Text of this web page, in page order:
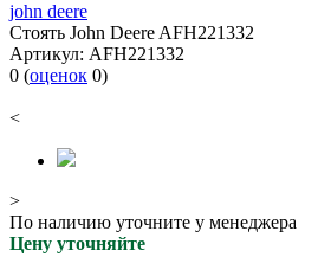
john deere
Стоять John Deere AFH221332
Артикул: AFH221332
0 (оценок 0)
<
>
По наличию уточните у менеджера
Цену уточняйте